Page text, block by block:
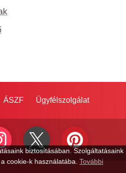
biztosításában. Szolgáltatásaink
cookie-k használatába. További
ÁSZF Ügyfélszolgálat